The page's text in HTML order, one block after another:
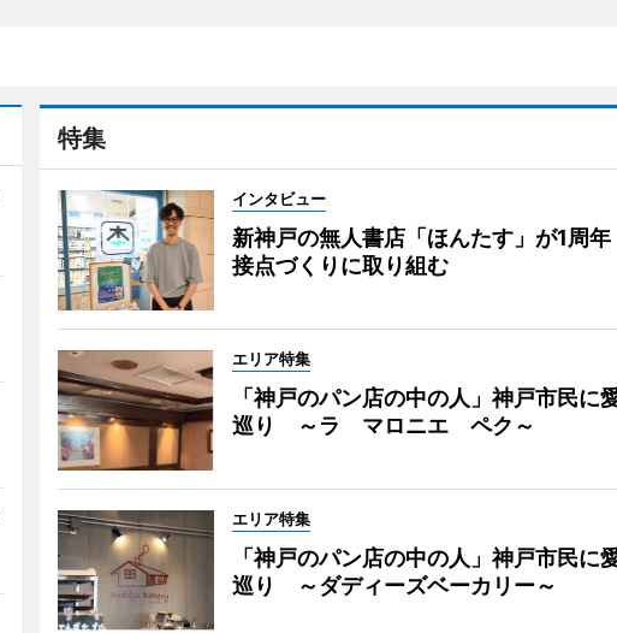
特集
インタビュー
新神戸の無人書店「ほんたす」が1周
接点づくりに取り組む
エリア特集
「神戸のパン店の中の人」神戸市民に
巡り ～ラ マロニエ ペク～
エリア特集
「神戸のパン店の中の人」神戸市民に
巡り ～ダディーズベーカリー～